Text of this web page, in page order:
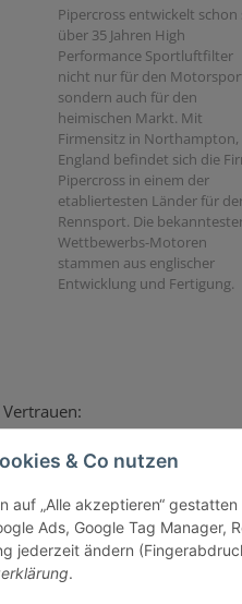
& Co nutzen
auf „Alle akzeptieren“
Ads, Google Tag Manager,
jederzeit ändern
.
Pipercross entwickelt schon
über 35 Jahren High
Performance Sportluftfilter
nicht nur für den
sondern auch für den
heimischen Markt. Mit
Firmensitz in Northampton,
England befindet sich die
Pipercross in einem der
etabliertesten Länder für
Rennsport. Die
Wettbewerbs-Motoren
stammen aus englischer
Entwicklung und Fertigung.